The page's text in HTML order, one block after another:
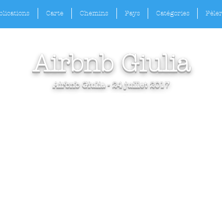
Carte Chemins Pays Catégories
Airbnb Giulia
Airbnb Giulia - 24 juillet 2017